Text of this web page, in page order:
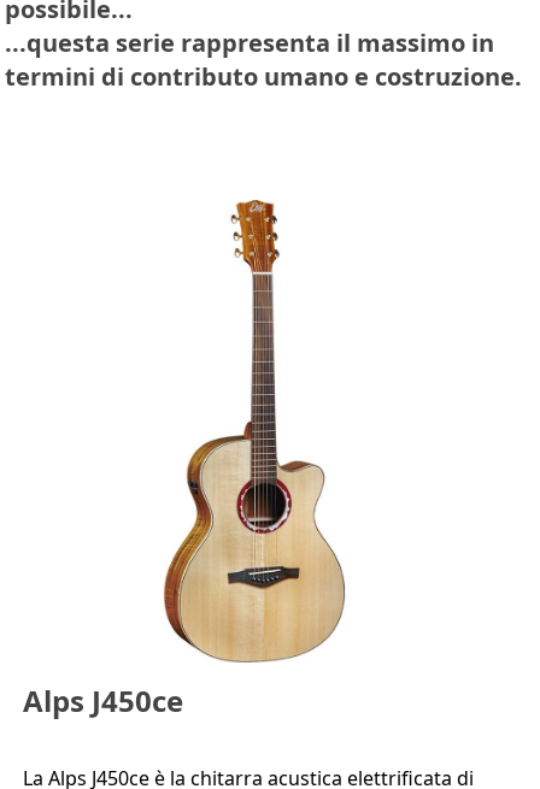
possibile...
...questa serie rappresenta il massimo in
termini di contributo umano e costruzione.
Alps J450ce
La Alps J450ce è la chitarra acustica elettrificata di